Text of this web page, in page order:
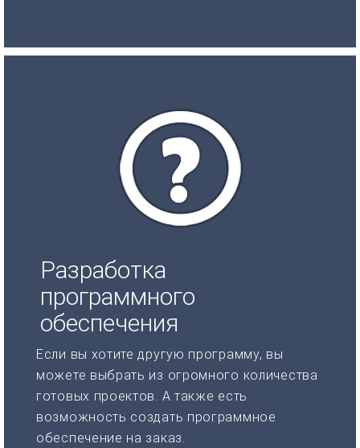
Разработка
программного
обеспечения
Если вы хотите другую программу, вы
можете выбрать из огромного количества
готовых проектов. А также есть
возможность создать программное
обеспечение на заказ.